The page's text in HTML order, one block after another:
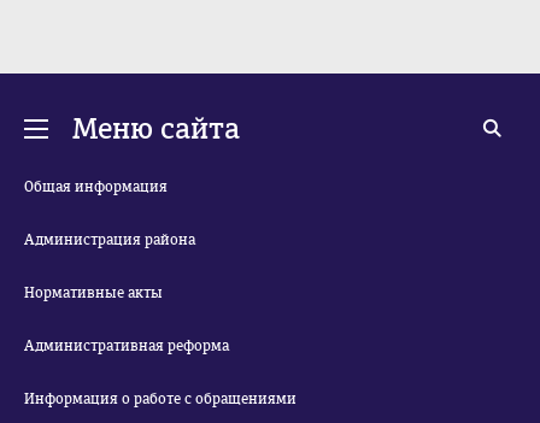
Меню сайта
Общая информация
Администрация района
Нормативные акты
Административная реформа
Информация о работе с обращениями